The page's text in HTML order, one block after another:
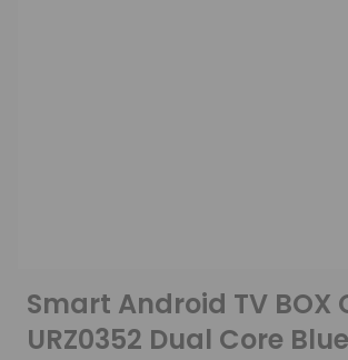
Smart Android TV BOX
URZ0352 Dual Core